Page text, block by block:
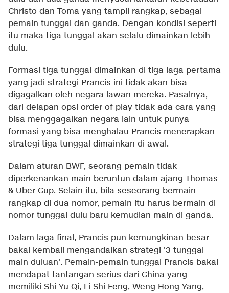
Christo dan Toma yang tampil rangkap, sebagai
pemain tunggal dan ganda. Dengan kondisi seperti
itu maka tiga tunggal akan selalu dimainkan lebih
dulu.
Formasi tiga tunggal dimainkan di tiga laga pertama
yang jadi strategi Prancis ini tidak akan bisa
digagalkan oleh negara lawan mereka. Pasalnya,
dari delapan opsi order of play tidak ada cara yang
bisa menggagalkan negara lain untuk punya
formasi yang bisa menghalau Prancis menerapkan
strategi tiga tunggal dimainkan di awal.
Dalam aturan BWF, seorang pemain tidak
diperkenankan main beruntun dalam ajang Thomas
& Uber Cup. Selain itu, bila seseorang bermain
rangkap di dua nomor, pemain itu harus bermain di
nomor tunggal dulu baru kemudian main di ganda.
Dalam laga final, Prancis pun kemungkinan besar
bakal kembali mengandalkan strategi '3 tunggal
main duluan'. Pemain-pemain tunggal Prancis bakal
mendapat tantangan serius dari China yang
memiliki Shi Yu Qi, Li Shi Feng, Weng Hong Yang,